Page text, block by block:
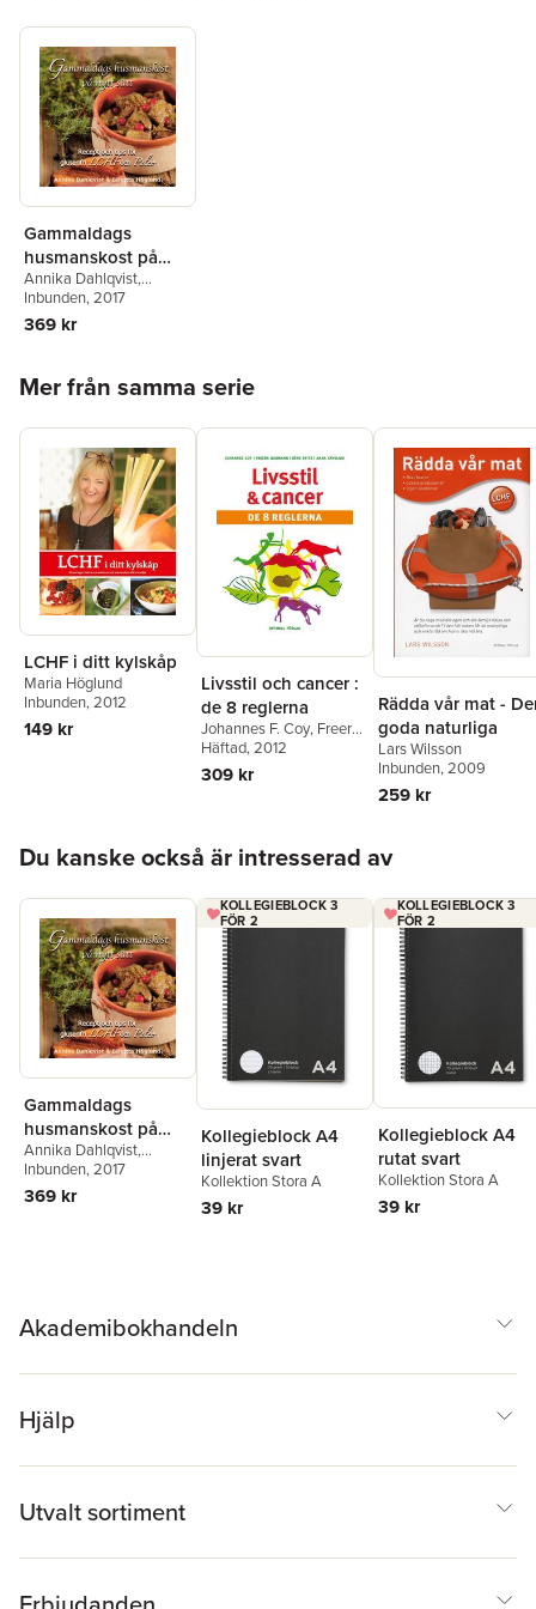
Gammaldags
husmanskost på
nytt sätt : recept och
tips för glutenfri
LCHF och paleo
Annika Dahlqvist,
Birgitta Höglund
Inbunden, 2017
369 kr
Mer från samma serie
LCHF i ditt kylskåp
Maria Höglund
Inbunden, 2012
149 kr
Livsstil och cancer :
de 8 reglerna
Johannes F. Coy, Freerk
T. Baumann,
Anna Cavelius
Häftad, 2012
309 kr
Rädda vår mat -
goda naturliga
Lars Wilsson
Inbunden, 2009
259 kr
Du kanske också är intresserad av
Gammaldags
husmanskost på
nytt sätt : recept och
tips för glutenfri
LCHF och paleo
Annika Dahlqvist,
Birgitta Höglund
Inbunden, 2017
369 kr
KOLLEGIEBLOCK 3
FÖR 2
Kollegieblock A4
linjerat svart
Kollektion Stora A
39 kr
KOLLEGIEBLOCK 3
FÖR 2
Kollegieblock A4
rutat svart
Kollektion Stora A
39 kr
Akademibokhandeln
Hjälp
Utvalt sortiment